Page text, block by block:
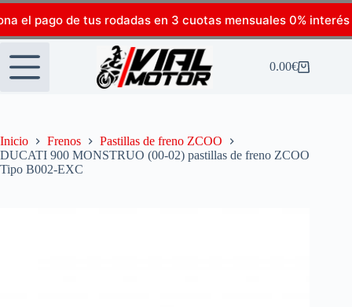
el pago de tus rodadas en 3 cuotas mensuales 0% interés
0.00€
Inicio Frenos
Pastillas de freno ZCOO
DUCATI 900 MONSTRUO (00-02) pastillas de freno ZCOO
Tipo B002-EXC